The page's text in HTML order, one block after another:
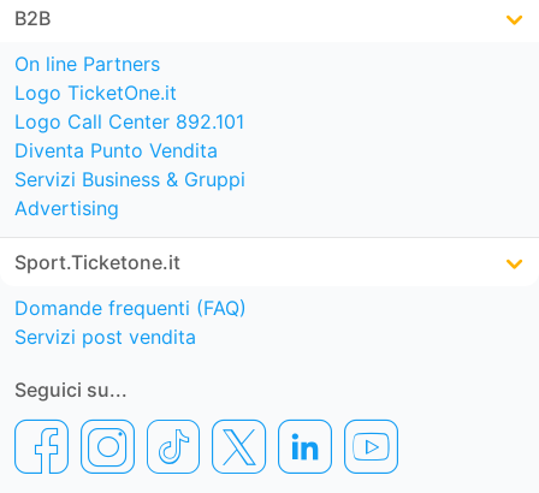
B2B
On line Partners
Logo TicketOne.it
Logo Call Center 892.101
Diventa Punto Vendita
Servizi Business & Gruppi
Advertising
Sport.Ticketone.it
Domande frequenti (FAQ)
Servizi post vendita
Seguici su...